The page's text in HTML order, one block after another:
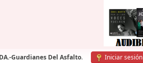
Guardianes Del Asfalto. Iniciar sesión